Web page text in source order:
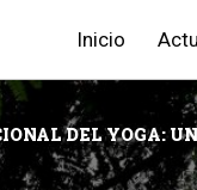
Inicio
DEL YOGA: